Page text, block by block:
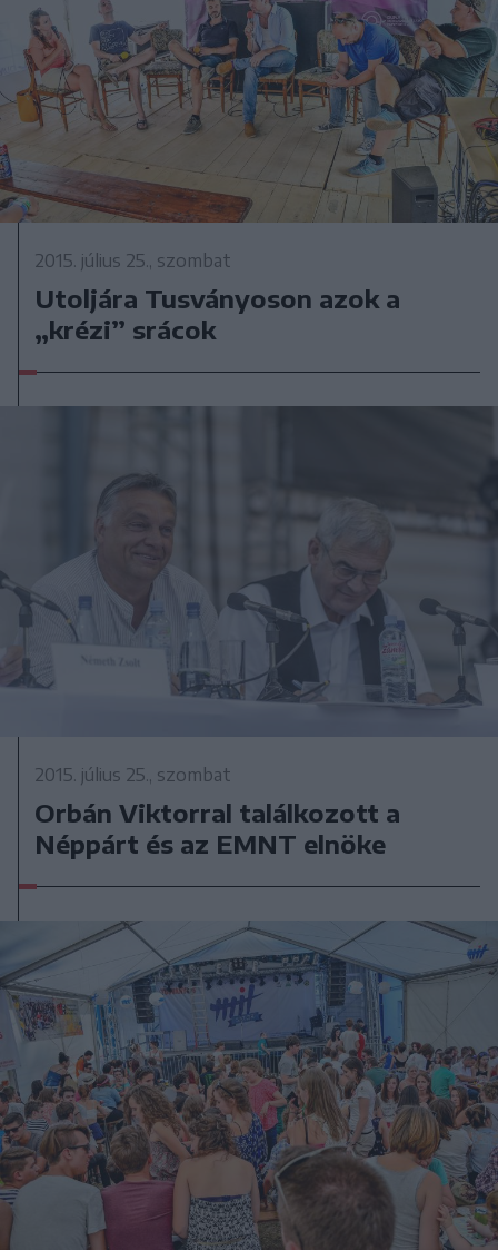
2015. július 25., szombat
Utoljára Tusványoson azok a
„krézi” srácok
2015. július 25., szombat
Orbán Viktorral találkozott a
Néppárt és az EMNT elnöke